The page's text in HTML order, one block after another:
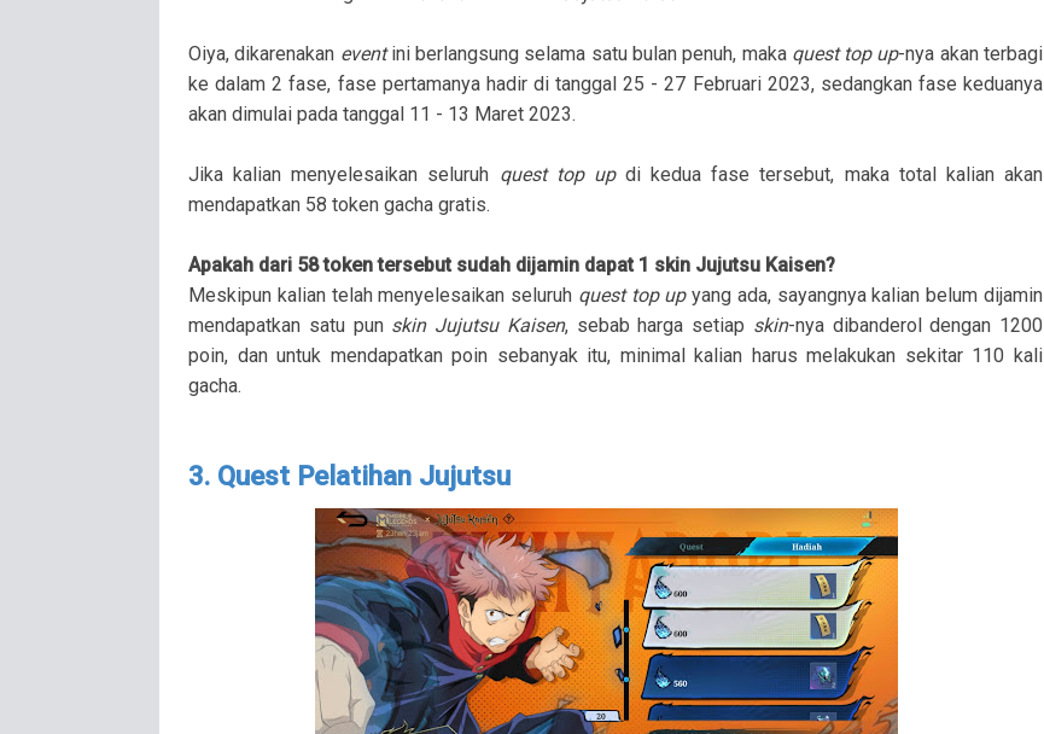
Oiya, dikarenakan eventini berlangsung selama satu bulan penuh, maka quest top up-nya akan terbagi
ke dalam 2 fase, fase pertamanya hadir di tanggal 25 - 27 Februari 2023, sedangkan fase keduanya
akan dimulai pada tanggal 11 - 13 Maret 2023.
Jika kalian menyelesaikan seluruh quest top updi kedua fase tersebut, maka total kalian akan
mendapatkan 58 token gacha gratis.
Apakah dari 58 token tersebut sudah dijamin dapat 1 skin Jujutsu Kaisen?
Meskipun kalian telah menyelesaikan seluruh quest top upyang ada, sayangnya kalian belum dijamin
mendapatkan satu pun skin Jujutsu Kaisen, sebab harga setiap skin-nya dibanderol dengan 1200
poin, dan untuk mendapatkan poin sebanyak itu, minimal kalian harus melakukan sekitar 110 kali
gacha.
3. Quest Pelatihan Jujutsu